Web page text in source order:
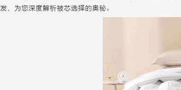
发，为您深度解析被芯选择的奥秘。